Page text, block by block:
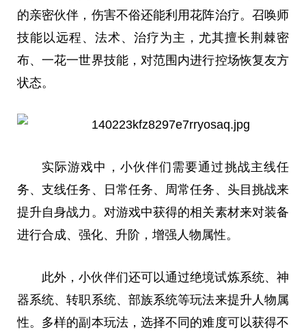
的亲密伙伴，伤害不俗还能利用花阵治疗。召唤师
技能以远程、法术、治疗为主，尤其擅长荆棘密
布、一花一世界技能，对范围内进行控场恢复友方
状态。
实际游戏中，小伙伴们需要通过挑战主线任
务、支线任务、日常任务、周常任务、头目挑战来
提升自身战力。对游戏中获得的相关素材来对装备
进行合成、强化、升阶，增强人物属性。
此外，小伙伴们还可以通过绝境试炼系统、神
器系统、转职系统、部族系统等玩法来提升人物属
性。多样的副本玩法，选择不同的难度可以获得不